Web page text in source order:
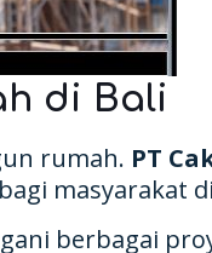
di Bali
rumah. PT
masyarakat
berbagai